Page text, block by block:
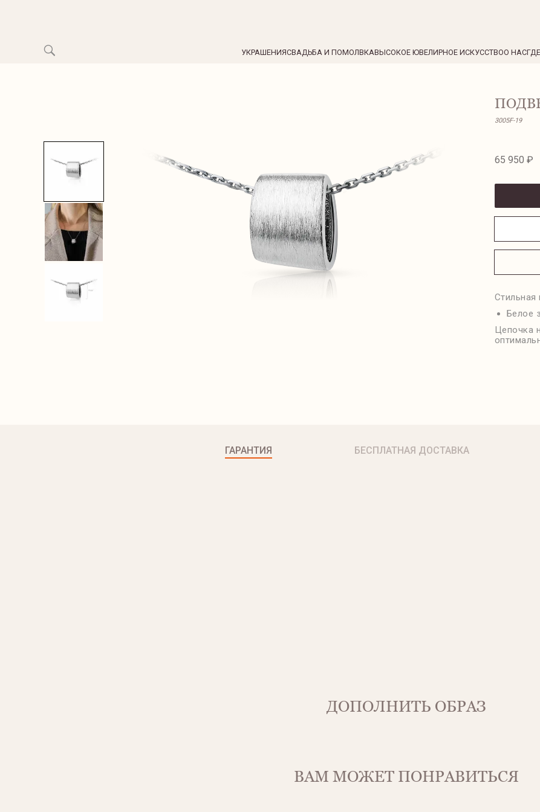
УКРАШЕНИЯСВАДЬБА И ПОМОЛВКАВЫСОКОЕ ЮВЕЛИРНОЕ ИСКУССТВОО НАС
3005F-19
65 950 ₽
Стильная
Белое
Цепочка
ГАРАНТИЯ БЕСПЛАТНАЯ ДОСТАВКА
ДОПОЛНИТЬ ОБРАЗ
ВАМ МОЖЕТ ПОНРАВИТЬСЯ